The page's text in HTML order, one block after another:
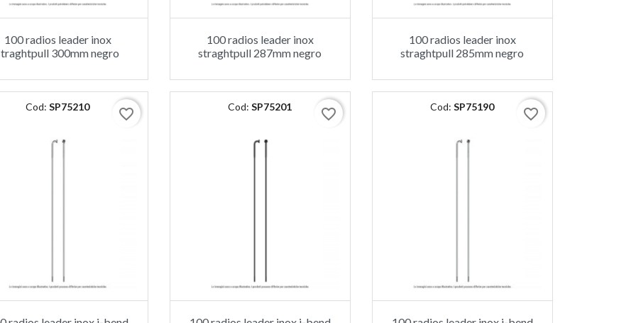
100 radios leader inox
300mm negro
100 radios leader inox
straghtpull 287mm negro
100 radios leader inox
straghtpull 285mm negro
Cod:SP75210 favorite_border Cod:SP75201 favorite_border Cod:SP75190 favorite_border